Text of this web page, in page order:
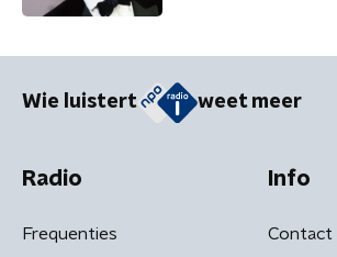
Wie luistert weet meer
Radio
Frequenties
Info
Contact